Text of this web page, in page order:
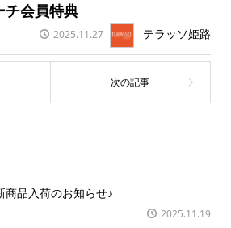
チ会員特典
2025.11.27 テラッソ姫路
商品入荷のお知らせ♪
2025.11.19